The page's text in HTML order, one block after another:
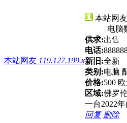
本站网友 119.127.199.x
本站网友
电脑
供求:出售
电话:
新旧:全新
类别:电脑
价格:500
区域:佛罗
一台2022
回复 删除